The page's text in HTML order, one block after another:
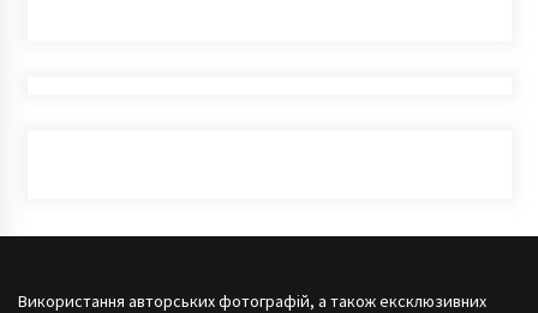
Використання авторських фотографій, а також ексклюзивних